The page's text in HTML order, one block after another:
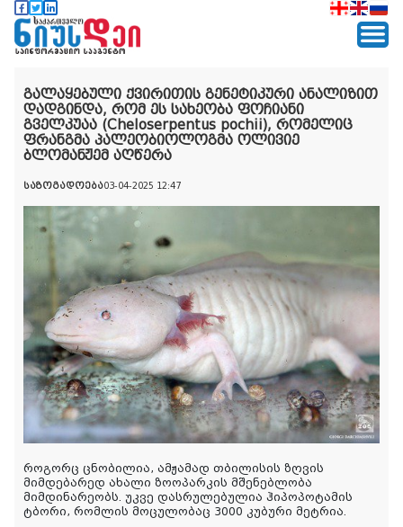
გალაყებული ქვირითის გენეტიკური ანალიზით
დადგინდა, რომ ეს სახეობა ფოჩიანი
გველკუაა (Cheloserpentus pochii), რომელიც
ფრანგმა პალეობიოლოგმა ოლივიე
ბლომანჟემ აღწერა
საზოგადოება03-04-2025 12:47
როგორც ცნობილია, ამჟამად თბილისის ზღვის
მიმდებარედ ახალი ზოოპარკის მშენებლობა
მიმდინარეობს. უკვე დასრულებულია ჰიპოპოტამის
ტბორი, რომლის მოცულობაც 3000 კუბური მეტრია.